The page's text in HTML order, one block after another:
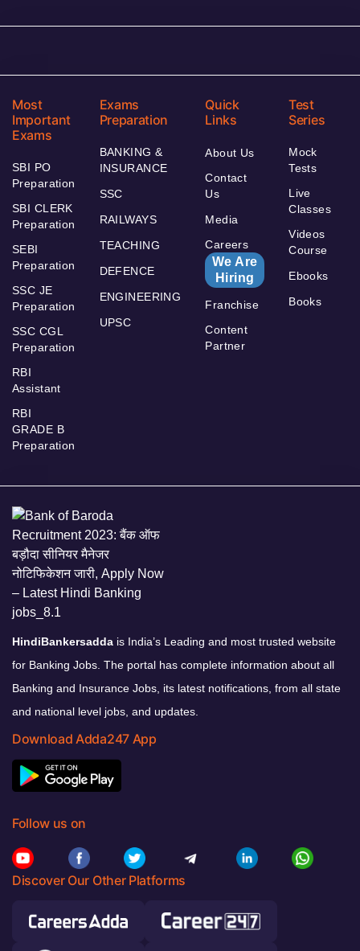
Most
Important
Exams
SBI PO
Preparation
SBI CLERK
Preparation
SEBI
Preparation
SSC JE
Preparation
SSC CGL
Preparation
RBI
Assistant
RBI
GRADE B
Preparation
Exams
Preparation
BANKING &
INSURANCE
SSC
RAILWAYS
TEACHING
DEFENCE
ENGINEERING
UPSC
Quick
Links
About Us
Contact
Us
Media
Careers
We Are
Hiring
Franchise
Content
Partner
Test
Series
Mock
Tests
Live
Classes
Videos
Course
Ebooks
Books
HindiBankersadda is India’s Leading and most trusted website
for Banking Jobs. The portal has complete information about all
Banking and Insurance Jobs, its latest notifications, from all state
and national level jobs, and updates.
Download Adda247 App
Follow us on
Discover Our Other Platforms